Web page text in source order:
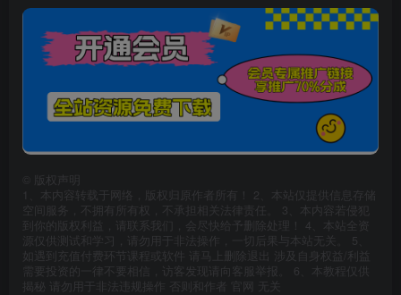
版权声明
1、本内容转载于网络，版权归原作者所有！ 2、本站仅提供信息存储
空间服务，不拥有所有权，不承担相关法律责任。 3、本内容若侵犯
到你的版权利益，请联系我们，会尽快给予删除处理！ 4、本站全资
源仅供测试和学习，请勿用于非法操作，一切后果与本站无关。 5、
如遇到充值付费环节课程或软件 请马上删除退出 涉及自身权益/利益
需要投资的一律不要相信，访客发现请向客服举报。 6、本教程仅供
揭秘 请勿用于非法违规操作 否则和作者 官网 无关